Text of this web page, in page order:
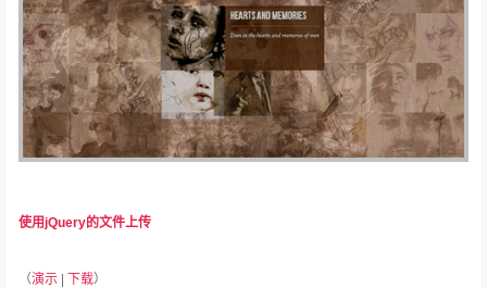
使用jQuery的文件上传
（演示 |下载）